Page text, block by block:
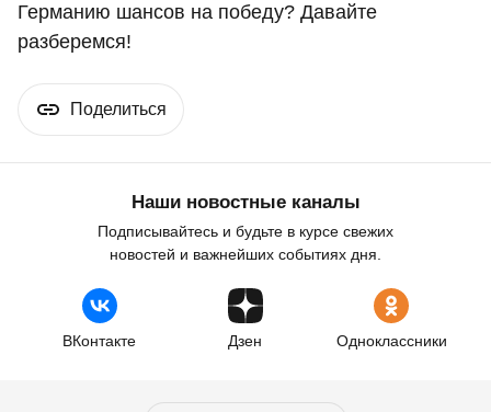
Германию шансов на победу? Давайте
разберемся!
Поделиться
Наши новостные каналы
Подписывайтесь и будьте в курсе свежих
новостей и важнейших событиях дня.
ВКонтакте Дзен Одноклассники